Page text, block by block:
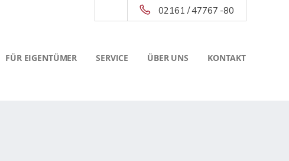
02161 / 47767 -80
FÜR EIGENTÜMER SERVICE ÜBER UNS KONTAKT